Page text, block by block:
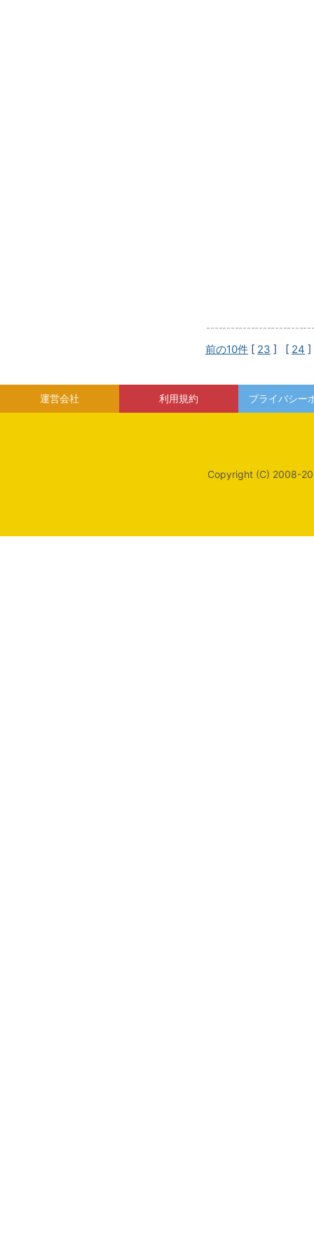
前の10件 [ 23 ] [ 24
運営会社 利用規約 プライバシー
Copyright (C) 2008-